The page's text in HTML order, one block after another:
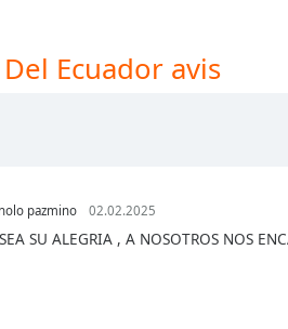
Ecuador avis
pazmino 02.02.2025
SU ALEGRIA , A NOSOTROS NOS